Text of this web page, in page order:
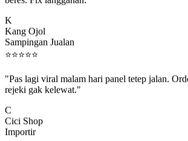
Kang Ojol
Sampingan Jualan
⭐⭐⭐⭐⭐
rejeki gak kelewat."
Cici Shop
Importir
⭐⭐⭐⭐⭐